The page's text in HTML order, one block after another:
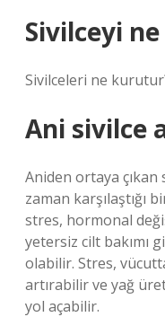
Sivilceyi
Sivilceleri ne
Ani sivilce
Aniden ortaya çıkan
zaman karşılaştığı
stres, hormonal
yetersiz cilt bakımı
olabilir. Stres,
artırabilir ve yağ
yol açabilir.